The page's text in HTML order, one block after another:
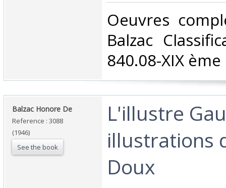
‎Oeuvres
Balzac
840.08-XIX
‎Balzac Honore De‎
Reference : 3088
(1946)
See the book
‎L'illustre
illustrations
Doux‎